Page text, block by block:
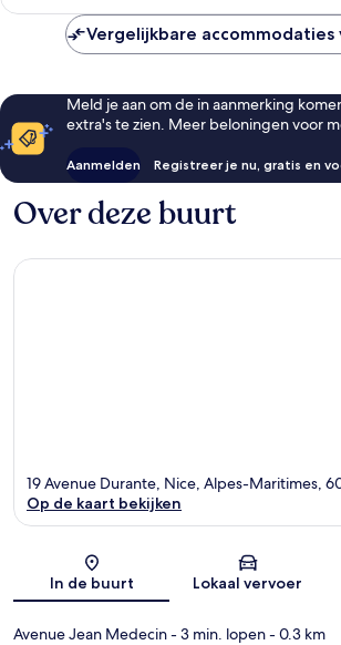
Vergelijkbare accommodaties
Meld je aan om de in aanmerking
extra's te zien. Meer beloningen voor
Aanmelden Registreer je nu, gratis en
Over deze buurt
Kaart
19 Avenue Durante, Nice, Alpes-Maritimes,
Op de kaart bekijken
In de buurt Lokaal vervoer
Avenue Jean Medecin- 3 min. lopen- 0.3 km